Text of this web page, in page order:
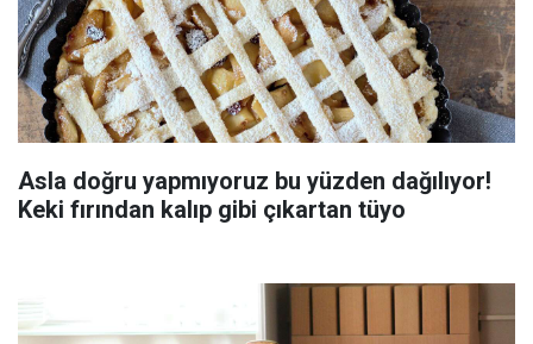
Asla doğru yapmıyoruz bu yüzden dağılıyor!
Keki fırından kalıp gibi çıkartan tüyo